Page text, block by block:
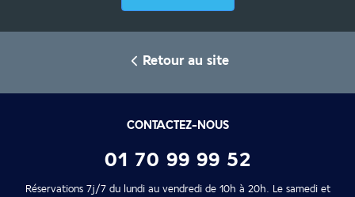
Retour au site
CONTACTEZ-NOUS
01 70 99 99 52
Réservations 7j/7 du lundi au vendredi de 10h à 20h. Le samedi et